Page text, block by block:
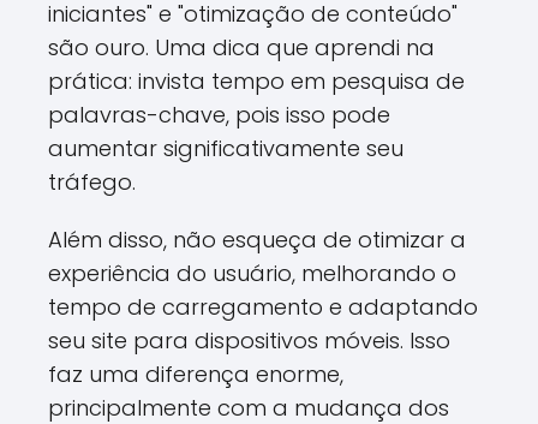
iniciantes" e "otimização de conteúdo"
são ouro. Uma dica que aprendi na
prática: invista tempo em pesquisa de
palavras-chave, pois isso pode
aumentar significativamente seu
tráfego.
Além disso, não esqueça de otimizar a
experiência do usuário, melhorando o
tempo de carregamento e adaptando
seu site para dispositivos móveis. Isso
faz uma diferença enorme,
principalmente com a mudança dos